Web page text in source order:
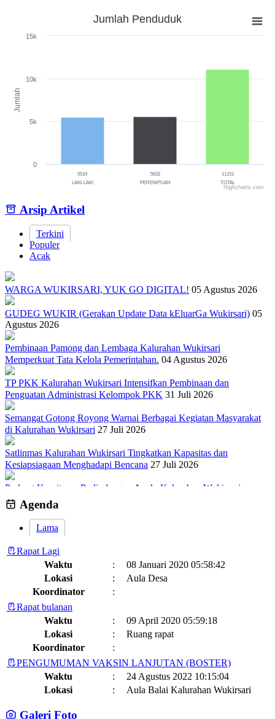
The chart has 1 Y axis displaying Jumlah. Range: 0 to 15000.
Jumlah
Jumlah Penduduk
5519
LAKI-LAKI
5632
PEREMPUAN
11151
TOTAL
0
5k
10k
15k
Highcharts.com
Arsip Artikel
Terkini
Populer
Acak
WARGA WUKIRSARI, YUK GO DIGITAL! 05 Agustus 2026
GUDEG WUKIR (Gerakan Update Data kEluarGa Wukirsari) 05
Agustus 2026
Pembinaan Pamong dan Lembaga Kalurahan Wukirsari
Memperkuat Tata Kelola Pemerintahan. 04 Agustus 2026
TP PKK Kalurahan Wukirsari Intensifkan Pembinaan dan
Penguatan Administrasi Kelompok PKK 31 Juli 2026
Semangat Gotong Royong Warnai Berbagai Kegiatan Masyarakat
di Kalurahan Wukirsari 27 Juli 2026
Satlinmas Kalurahan Wukirsari Tingkatkan Kapasitas dan
Kesiapsiagaan Menghadapi Bencana 27 Juli 2026
Perkuat Komitmen Perlindungan Anak, Kalurahan Wukirsari
Menggelar Sosialisasi dan Outbond Desa Ramah Anak
Sumber Hayati dan Non Hayati
Kronologi Erupsi Merapi tanggal 5 November 2010
2022
Kegiatan Positif Di Bulan Puasa, Karang Taruna Wukirsari Berbagi
Takjil Kepada Para Pengendara
10 November 2021
Memahami Peran dan Makna Rois dalam Pembinaan Rois di
Kalurahan Wukirsari
02 April 2024
Semangat Gotong Royong Warga Wukirsari Masih Sangat Terjaga
Sampai Saat Ini 21 November 2022
Profil Lurah 17 November 2021
Agenda
Lama
Rapat Lagi
Waktu
:
08 Januari 2020 05:58:42
Lokasi
:
Aula Desa
Koordinator
:
Rapat bulanan
Waktu
:
09 April 2020 05:59:18
Lokasi
:
Ruang rapat
Koordinator
:
PENGUMUMAN VAKSIN LANJUTAN (BOSTER)
Waktu
:
24 Agustus 2022 10:15:04
Lokasi
:
Aula Balai Kalurahan Wukirsari
Galeri Foto